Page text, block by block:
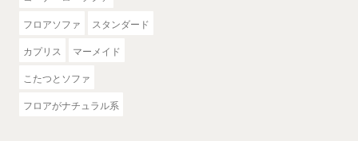
フロアソファ スタンダード
カプリス マーメイド
こたつとソファ
フロアがナチュラル系